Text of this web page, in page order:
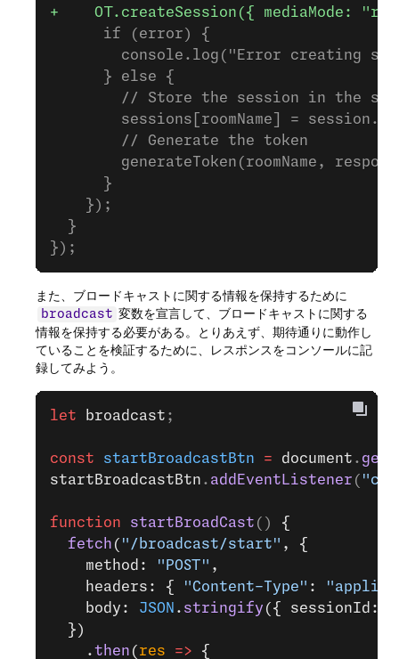
+    OT.createSession({ mediaMode:
      if (error) {
console.log("Error creating
      } else {
// Store the session in the
sessions[roomName] =
        // Generate the token
generateToken(roomName,
      }
    });
  }
});
また、ブロードキャストに関する情報を保持するために
broadcast 変数を宣言して、ブロードキャストに関する
情報を保持する必要がある。とりあえず、期待通りに動作し
ていることを検証するために、レスポンスをコンソールに記
録してみよう。
let broadcast ;
const startBroadcastBtn = document .
startBroadcastBtn . addEventListener (
function startBroadCast () {
  fetch
( "/broadcast/start" , {
    method:
"POST" ,
    headers: {
"Content-Type" :
    body:
JSON . stringify ({ sessionId:
  })
    .
then ( res => {